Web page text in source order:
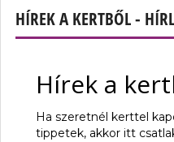
HÍREK A KERTBŐL -
Hírek a
Ha szeretnél kerttel
tippetek, akkor itt